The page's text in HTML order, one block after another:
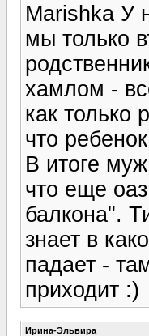
Marishka У
мы только
хамлом -
как только
что
В итоге
что еще
балкона".
знает в
падает -
приходит :)
Ирина-Эльвира